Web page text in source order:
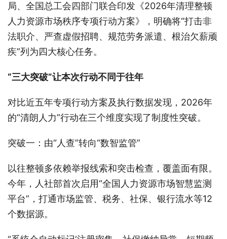
局、全国总工会四部门联合印发《2026年清理整顿
人力资源市场秩序专项行动方案》，明确将“打击非
法职介、严查虚假招聘、规范劳务派遣、根治欠薪顽
疾”列为四大核心任务。
“三大突破”让本次行动不同于往年
对比近五年专项行动方案及执行数据发现，2026年
的“清朗人力”行动在三个维度实现了制度性突破。
突破一：由“人查”转向“数智监管”
以往整顿多依赖举报线索和突击检查，覆盖面有限。
今年，人社部首次启用“全国人力资源市场智慧监测
平台”，打通市场监管、税务、社保、银行流水等12
个数据源。